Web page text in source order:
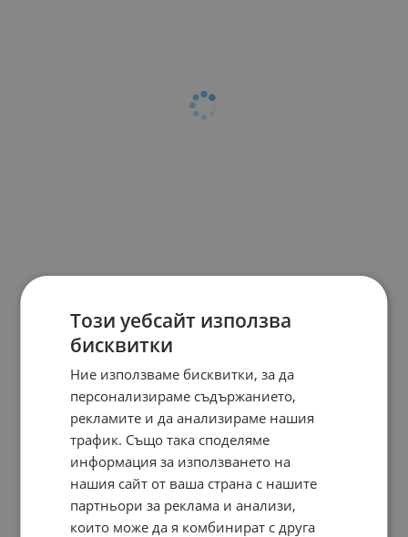
Този уебсайт използва
бисквитки
Ние използваме бисквитки, за да
персонализираме съдържанието,
рекламите и да анализираме нашия
трафик. Също така споделяме
информация за използването на
нашия сайт от ваша страна с нашите
партньори за реклама и анализи,
които може да я комбинират с друга